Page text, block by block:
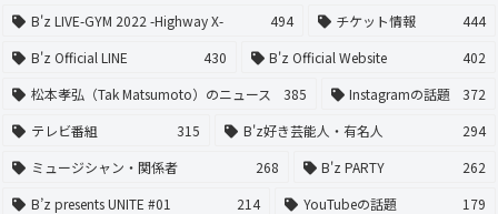
B'z LIVE-GYM 2022 -Highway X-
494 チケット情報
444
B'z Official LINE
430 B'z Official Website
402
松本孝弘（Tak Matsumoto）のニュース
385 Instagramの話題
372
テレビ番組
315 B'z好き芸能人・有名人
294
ミュージシャン・関係者
268 B'z PARTY
262
B’z presents UNITE #01
214 YouTubeの話題
179